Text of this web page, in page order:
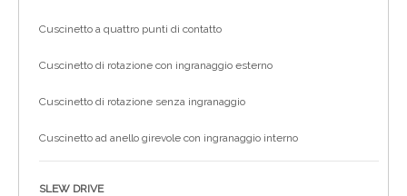
Cuscinetto a quattro punti di contatto
Cuscinetto di rotazione con ingranaggio esterno
Cuscinetto di rotazione senza ingranaggio
Cuscinetto ad anello girevole con ingranaggio interno
SLEW DRIVE